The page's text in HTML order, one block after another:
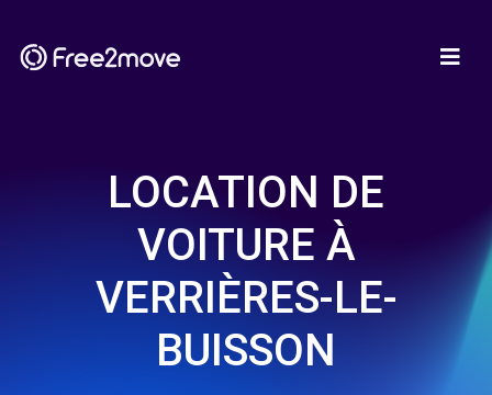
LOCATION DE
VOITURE À
VERRIÈRES-LE-
BUISSON